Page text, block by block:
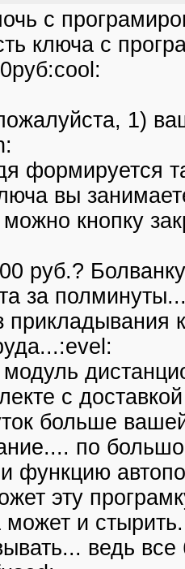
с
ключа с
1)
формируется
вы
кнопку
руб.?
за
с
больше
по
эту
и
ведь